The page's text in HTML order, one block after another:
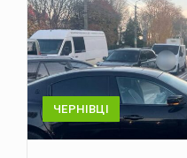
ЧЕРНІВЦІ